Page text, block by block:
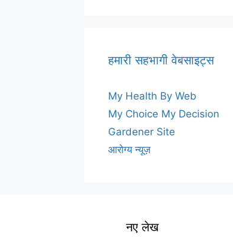
हमारी सहभागी वेबसाइट्स
My Health By Web
My Choice My Decision
Gardener Site
आरोग्य न्यूज़
नए लेख